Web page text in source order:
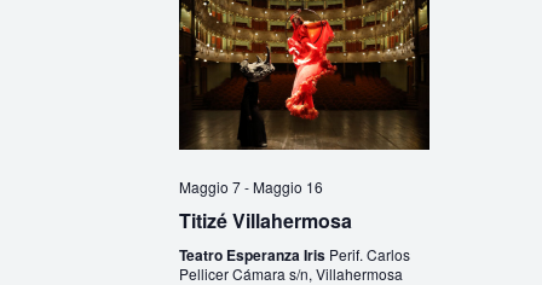
Maggio 7-Maggio 16
Titizé Villahermosa
Teatro Esperanza Iris Perif. Carlos
Pellicer Cámara s/n, Villahermosa